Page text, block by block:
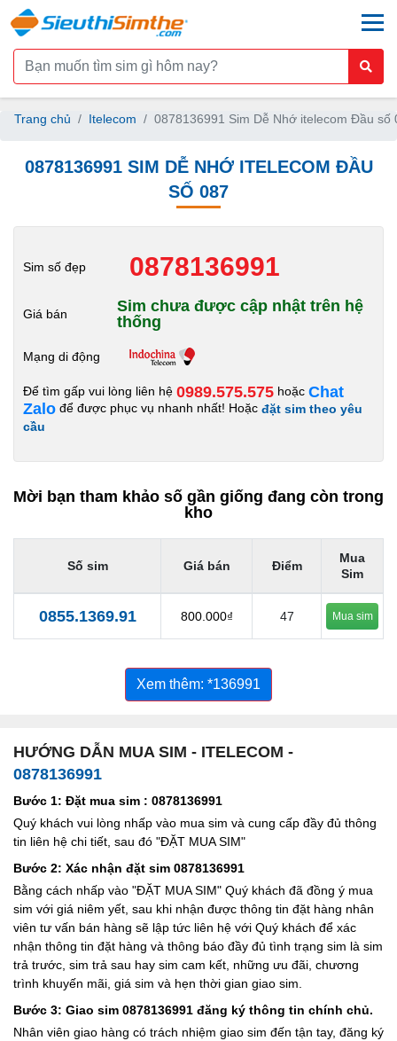
Trang chủ Itelecom 0878136991 Sim Dễ Nhớ itelecom Đầu số
0878136991 SIM DỄ NHỚ ITELECOM ĐẦU
SỐ 087
Sim số đẹp 0878136991
Giá bán
Sim chưa được cập nhật trên hệ
thống
Mạng di động
Để tìm gấp vui lòng liên hệ 0989.575.575 hoặc Chat
Zalo để được phục vụ nhanh nhất! Hoặc đặt sim theo yêu
cầu
Mời bạn tham khảo số gần giống đang còn trong
kho
Số sim Giá bán Điểm
Mua
Sim
0855.1369.91 800.000₫ 47 Mua sim
Xem thêm: *136991
HƯỚNG DẪN MUA SIM - ITELECOM -
0878136991
Bước 1: Đặt mua sim : 0878136991
Quý khách vui lòng nhấp vào mua sim và cung cấp đầy đủ thông
tin liên hệ chi tiết, sau đó "ĐẶT MUA SIM"
Bước 2: Xác nhận đặt sim 0878136991
Bằng cách nhấp vào "ĐẶT MUA SIM" Quý khách đã đồng ý mua
sim với giá niêm yết, sau khi nhận được thông tin đặt hàng nhân
viên tư vấn bán hàng sẽ lập tức liên hệ với Quý khách để xác
nhận thông tin đặt hàng và thông báo đầy đủ tình trạng sim là sim
trả trước, sim trả sau hay sim cam kết, những ưu đãi, chương
trình khuyến mãi, giá sim và hẹn thời gian giao sim.
Bước 3: Giao sim 0878136991 đăng ký thông tin chính chủ.
Nhân viên giao hàng có trách nhiệm giao sim đến tận tay, đăng ký